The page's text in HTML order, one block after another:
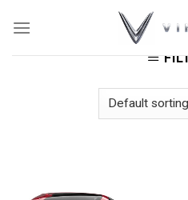
PRODUCTS